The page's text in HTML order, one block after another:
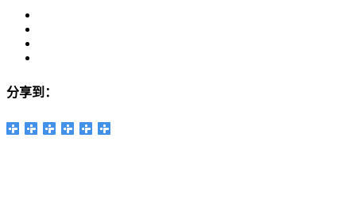
分享到：